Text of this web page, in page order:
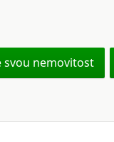
svou nemovitost